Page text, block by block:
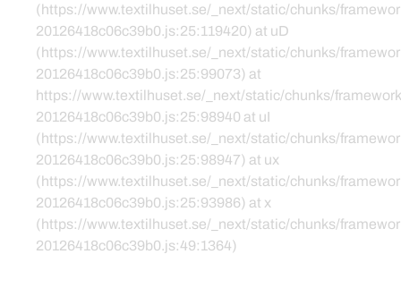
(https://www.textilhuset.se/_next/static/chunks/
20126418c06c39b0.js:25:119420) at uD
(https://www.textilhuset.se/_next/static/chunks/
20126418c06c39b0.js:25:99073) at
https://www.textilhuset.se/_next/static/chunks/
20126418c06c39b0.js:25:98940 at uI
(https://www.textilhuset.se/_next/static/chunks/
20126418c06c39b0.js:25:98947) at ux
(https://www.textilhuset.se/_next/static/chunks/
20126418c06c39b0.js:25:93986) at x
(https://www.textilhuset.se/_next/static/chunks/
20126418c06c39b0.js:49:1364)